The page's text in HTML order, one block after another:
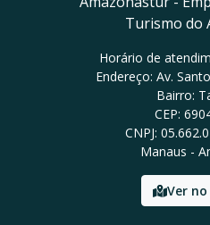
Turismo do
Horário de
Endereço: Av.
Bairro:
CEP:
CNPJ:
Manaus -
Ver